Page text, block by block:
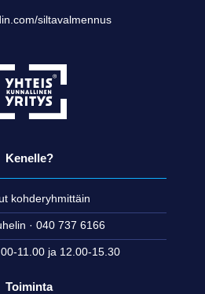
siltavalmennus
Kenelle?
kohderyhmittäin
· 040 737 6166
11.00 ja 12.00-15.30
Toiminta